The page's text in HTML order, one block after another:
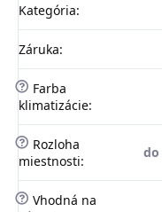
Kategória:
Záruka:
? Farba
klimatizácie:
? Rozloha
miestnosti:
do
? Vhodná na